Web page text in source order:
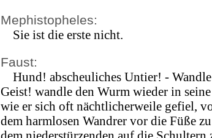
Mephistopheles:
Sie ist die erste nicht.
Faust:
Hund! abscheuliches Untier! -
Geist! wandle den Wurm wieder in seine
wie er sich oft nächtlicherweile gefiel,
dem harmlosen Wandrer vor die Füße
dem niederstürzenden auf die Schultern